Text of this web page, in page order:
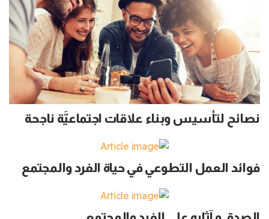
نصائح لتأسيس وبناء علاقات اجتماعيَّة ناجحة
فوائد العمل التطوعي في حياة الفرد والمجتمع